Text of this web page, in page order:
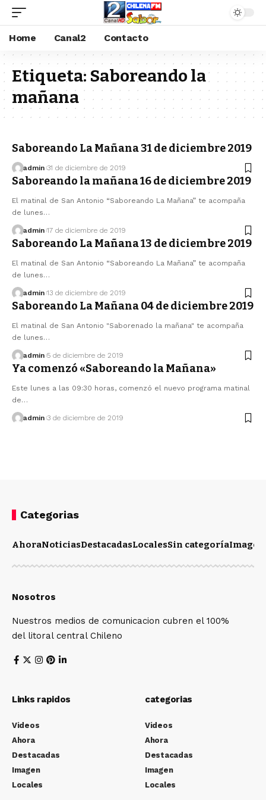
Home Canal2 Contacto
Etiqueta: Saboreando la
mañana
Saboreando La Mañana 31 de diciembre 2019
admin 31 de diciembre de 2019
Saboreando la mañana 16 de diciembre 2019
El matinal de San Antonio “Saboreando La Mañana” te acompaña
de lunes…
admin 17 de diciembre de 2019
Saboreando La Mañana 13 de diciembre 2019
El matinal de San Antonio “Saboreando La Mañana” te acompaña
de lunes…
admin 13 de diciembre de 2019
Saboreando La Mañana 04 de diciembre 2019
El matinal de San Antonio "Saborenado la mañana" te acompaña
de lunes…
admin 5 de diciembre de 2019
Ya comenzó «Saboreando la Mañana»
Este lunes a las 09:30 horas, comenzó el nuevo programa matinal
de…
admin 3 de diciembre de 2019
Categorias
AhoraNoticiasDestacadasLocalesSin categoríaImagen
Nosotros
Nuestros medios de comunicacion cubren el 100%
del litoral central Chileno
Links rapidos
Videos
Ahora
Destacadas
Imagen
Locales
categorias
Videos
Ahora
Destacadas
Imagen
Locales